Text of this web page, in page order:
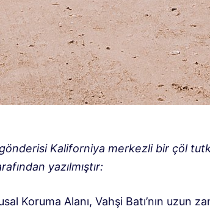
Kaliforniya merkezli bir çöl
yazılmıştır:
Koruma Alanı, Vahşi Batı’nın uzun